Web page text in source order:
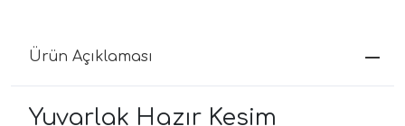
Ürün Açıklaması
Yuvarlak Hazır Kesim